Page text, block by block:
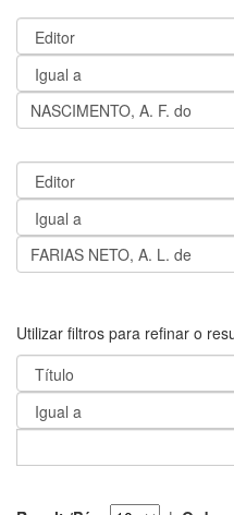
Utilizar filtros para refinar o